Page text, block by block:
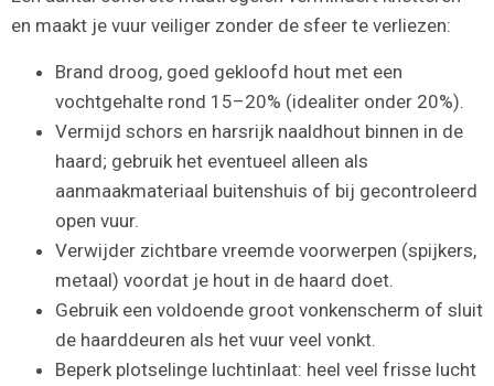
en maakt je vuur veiliger zonder de sfeer te verliezen:
Brand droog, goed gekloofd hout met een
vochtgehalte rond 15–20% (idealiter onder 20%).
Vermijd schors en harsrijk naaldhout binnen in de
haard; gebruik het eventueel alleen als
aanmaakmateriaal buitenshuis of bij gecontroleerd
open vuur.
Verwijder zichtbare vreemde voorwerpen (spijkers,
metaal) voordat je hout in de haard doet.
Gebruik een voldoende groot vonkenscherm of sluit
de haarddeuren als het vuur veel vonkt.
Beperk plotselinge luchtinlaat: heel veel frisse lucht